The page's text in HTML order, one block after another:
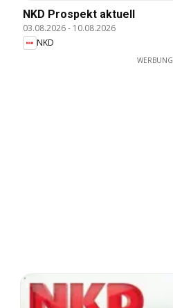
NKD Prospekt aktuell
03.08.2026- 10.08.2026
NKD
WERBUNG